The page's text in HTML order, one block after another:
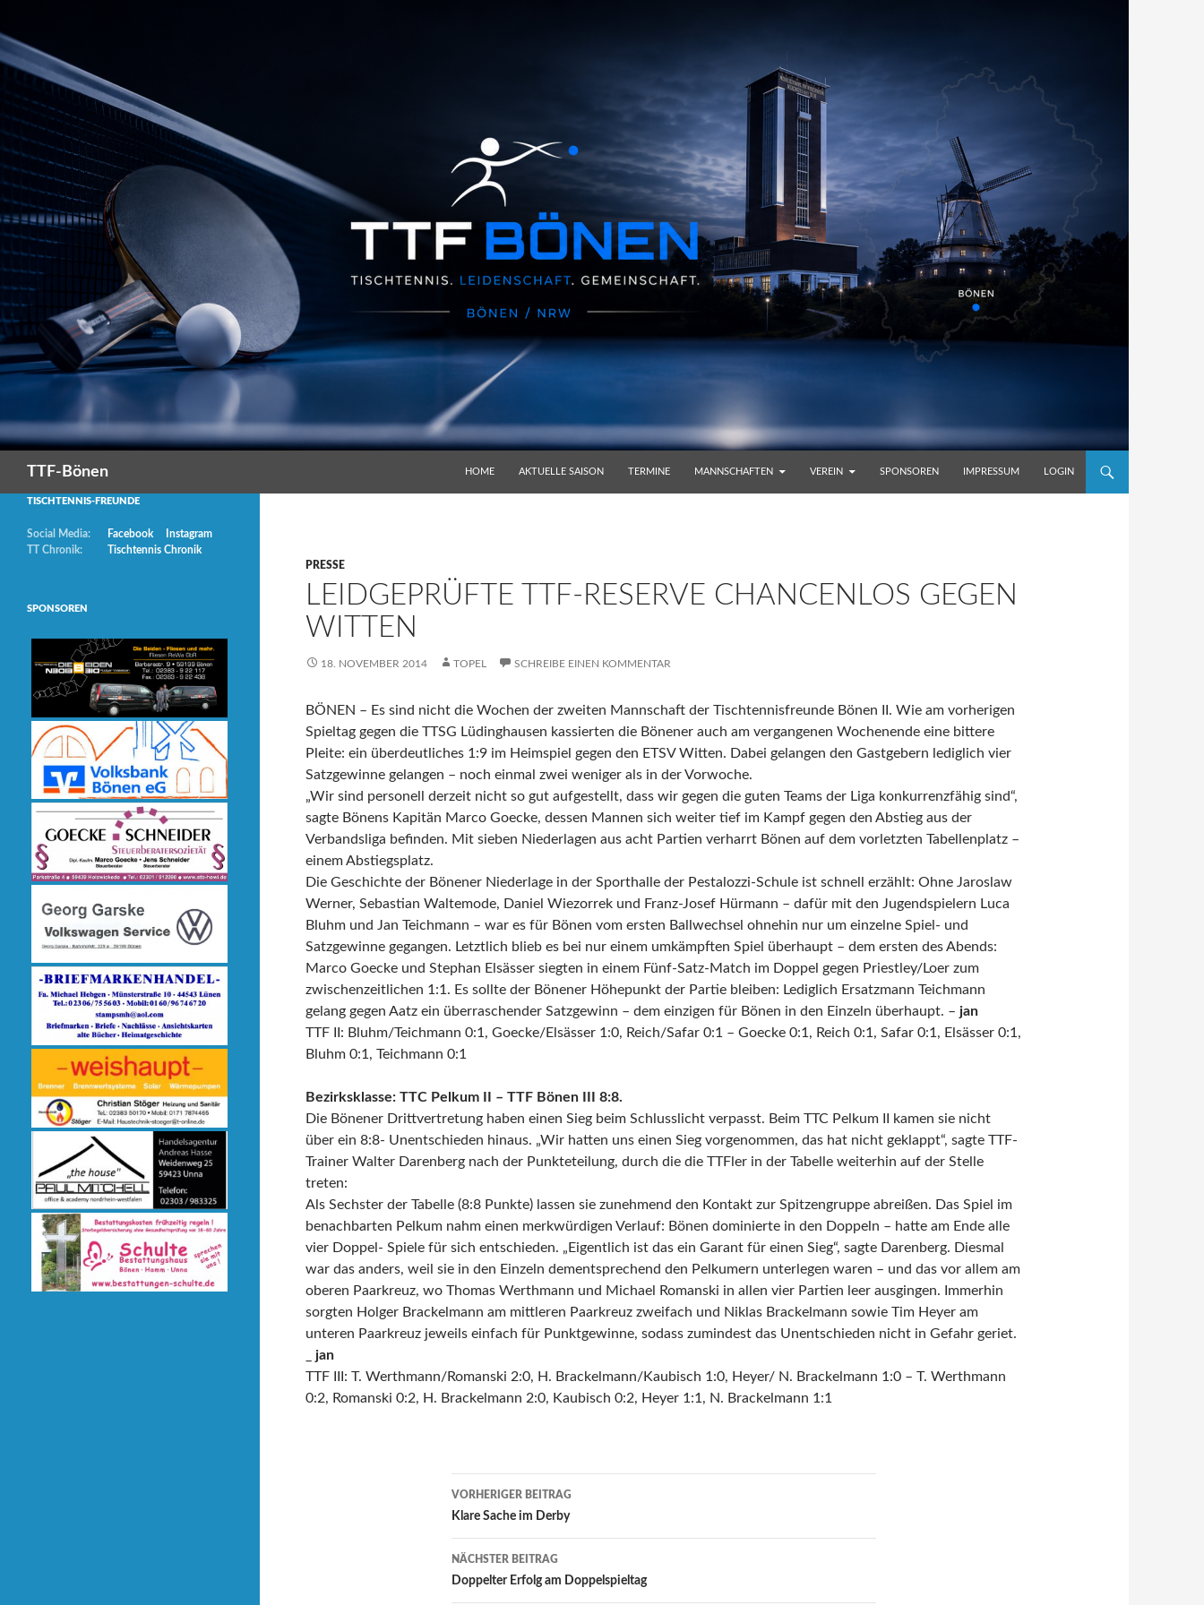
TTF-Bönen
HOME
AKTUELLE SAISON TERMINE MANNSCHAFTEN VEREIN SPONSOREN IMPRESSUM LOGIN
PRESSE
LEIDGEPRÜFTE TTF-RESERVE CHANCENLOS GEGEN
WITTEN
18. NOVEMBER 2014 TOPEL SCHREIBE EINEN KOMMENTAR
BÖNEN – Es sind nicht die Wochen der zweiten Mannschaft der Tischtennisfreunde Bönen II. Wie am vorherigen
Spieltag gegen die TTSG Lüdinghausen kassierten die Bönener auch am vergangenen Wochenende eine bittere
Pleite: ein überdeutliches 1:9 im Heimspiel gegen den ETSV Witten. Dabei gelangen den Gastgebern lediglich vier
Satzgewinne gelangen – noch einmal zwei weniger als in der Vorwoche.
„Wir sind personell derzeit nicht so gut aufgestellt, dass wir gegen die guten Teams der Liga konkurrenzfähig sind“,
sagte Bönens Kapitän Marco Goecke, dessen Mannen sich weiter tief im Kampf gegen den Abstieg aus der
Verbandsliga befinden. Mit sieben Niederlagen aus acht Partien verharrt Bönen auf dem vorletzten Tabellenplatz –
einem Abstiegsplatz.
Die Geschichte der Bönener Niederlage in der Sporthalle der Pestalozzi-Schule ist schnell erzählt: Ohne Jaroslaw
Werner, Sebastian Waltemode, Daniel Wiezorrek und Franz-Josef Hürmann – dafür mit den Jugendspielern Luca
Bluhm und Jan Teichmann – war es für Bönen vom ersten Ballwechsel ohnehin nur um einzelne Spiel- und
Satzgewinne gegangen. Letztlich blieb es bei nur einem umkämpften Spiel überhaupt – dem ersten des Abends:
Marco Goecke und Stephan Elsässer siegten in einem Fünf-Satz-Match im Doppel gegen Priestley/Loer zum
zwischenzeitlichen 1:1. Es sollte der Bönener Höhepunkt der Partie bleiben: Lediglich Ersatzmann Teichmann
gelang gegen Aatz ein überraschender Satzgewinn – dem einzigen für Bönen in den Einzeln überhaupt. – jan
TTF II: Bluhm/Teichmann 0:1, Goecke/Elsässer 1:0, Reich/Safar 0:1 – Goecke 0:1, Reich 0:1, Safar 0:1, Elsässer 0:1,
Bluhm 0:1, Teichmann 0:1
Bezirksklasse: TTC Pelkum II – TTF Bönen III 8:8.
Die Bönener Drittvertretung haben einen Sieg beim Schlusslicht verpasst. Beim TTC Pelkum II kamen sie nicht
über ein 8:8- Unentschieden hinaus. „Wir hatten uns einen Sieg vorgenommen, das hat nicht geklappt“, sagte TTF-
Trainer Walter Darenberg nach der Punkteteilung, durch die die TTFler in der Tabelle weiterhin auf der Stelle
treten:
Als Sechster der Tabelle (8:8 Punkte) lassen sie zunehmend den Kontakt zur Spitzengruppe abreißen. Das Spiel im
benachbarten Pelkum nahm einen merkwürdigen Verlauf: Bönen dominierte in den Doppeln – hatte am Ende alle
vier Doppel- Spiele für sich entschieden. „Eigentlich ist das ein Garant für einen Sieg“, sagte Darenberg. Diesmal
war das anders, weil sie in den Einzeln dementsprechend den Pelkumern unterlegen waren – und das vor allem am
oberen Paarkreuz, wo Thomas Werthmann und Michael Romanski in allen vier Partien leer ausgingen. Immerhin
sorgten Holger Brackelmann am mittleren Paarkreuz zweifach und Niklas Brackelmann sowie Tim Heyer am
unteren Paarkreuz jeweils einfach für Punktgewinne, sodass zumindest das Unentschieden nicht in Gefahr geriet.
jan
TTF III: T. Werthmann/Romanski 2:0, H. Brackelmann/Kaubisch 1:0, Heyer/ N. Brackelmann 1:0 – T. Werthmann
0:2, Romanski 0:2, H. Brackelmann 2:0, Kaubisch 0:2, Heyer 1:1, N. Brackelmann 1:1
Beitrags-
Navigation
VORHERIGER BEITRAG
Klare Sache im Derby
NÄCHSTER BEITRAG
Doppelter Erfolg am Doppelspieltag
TISCHTENNIS-FREUNDE
Social Media: Facebook
Instagram
TT Chronik:
Tischtennis Chronik
SPONSOREN